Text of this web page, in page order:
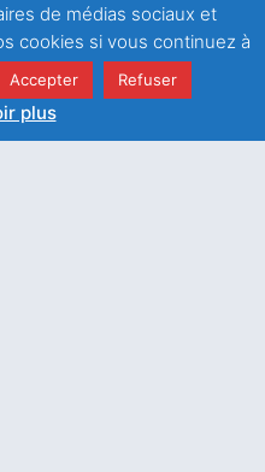
de médias sociaux et
cookies si vous continuez à
Accepter Refuser
plus